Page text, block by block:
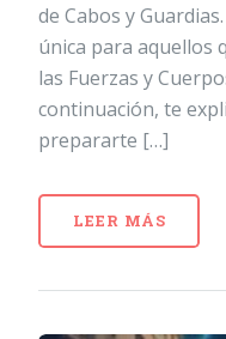
de Cabos y
única para aquellos
las Fuerzas y
continuación, te
prepararte […]
LEER MÁS